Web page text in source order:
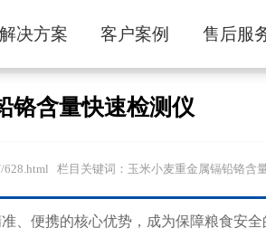
解决方案 客户案例 售后服
铬含量快速检测仪
栏目关键词：玉米小麦重金属镉铅铬含
、便携的核心优势，成为保障粮食安